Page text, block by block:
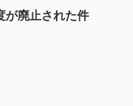
が廃止された件